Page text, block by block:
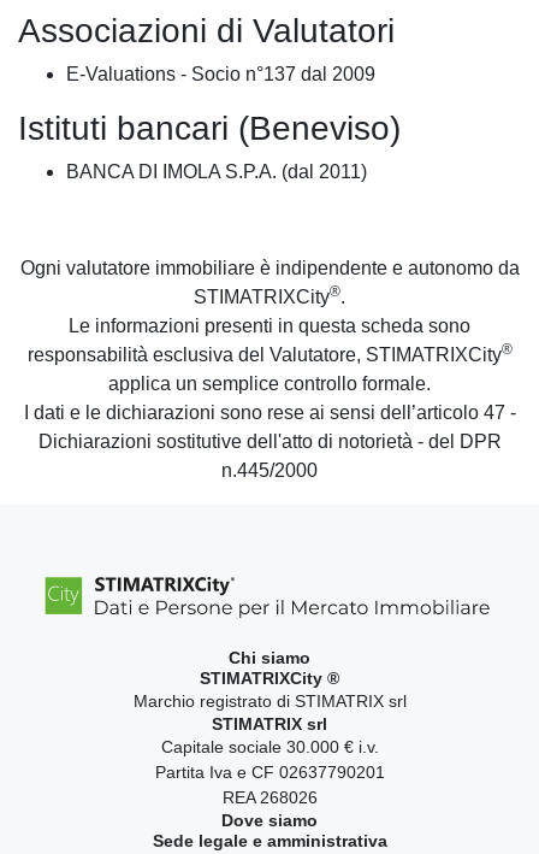
Associazioni di Valutatori
E-Valuations - Socio n°137 dal 2009
Istituti bancari (Beneviso)
BANCA DI IMOLA S.P.A. (dal 2011)
Ogni valutatore immobiliare è indipendente e autonomo da
STIMATRIXCity®.
Le informazioni presenti in questa scheda sono
responsabilità esclusiva del Valutatore, STIMATRIXCity®
applica un semplice controllo formale.
I dati e le dichiarazioni sono rese ai sensi dell’articolo 47 -
Dichiarazioni sostitutive dell'atto di notorietà - del DPR
n.445/2000
Chi siamo
STIMATRIXCity ®
Marchio registrato di STIMATRIX srl
STIMATRIX srl
Capitale sociale 30.000 € i.v.
Partita Iva e CF 02637790201
REA 268026
Dove siamo
Sede legale e amministrativa